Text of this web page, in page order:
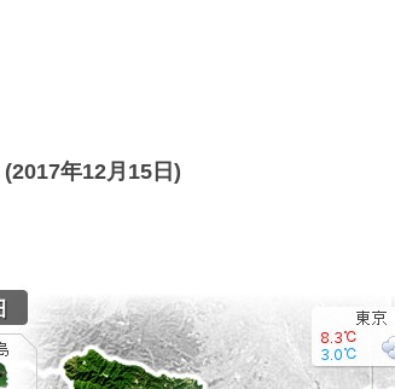
(2017年12月15日)